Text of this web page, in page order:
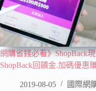
網購省錢必看》ShopBack
ShopBack回饋金.加碼優惠
2019-08-05 國際網